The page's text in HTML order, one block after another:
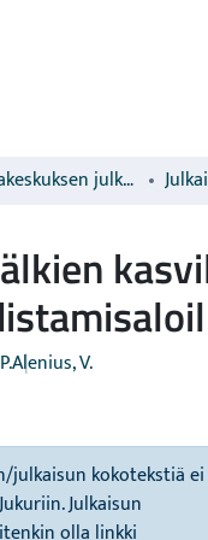
Luonnonvarakeskuksen julkaisut
Alenius, V.
julkaisun kokotekstiä ei
Julkaisun
olla linkki